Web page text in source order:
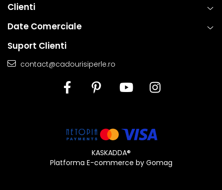
Clienti
Date Comerciale
Suport Clienti
contact@cadourisiperle.ro
KASKADDA®
Platforma E-commerce by Gomag